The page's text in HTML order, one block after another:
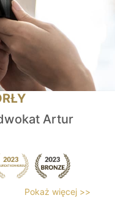
Artur
Pokaż więcej >>